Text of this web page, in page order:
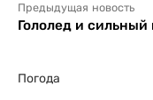
Предыдущая новость
Гололед и сильный
Погода